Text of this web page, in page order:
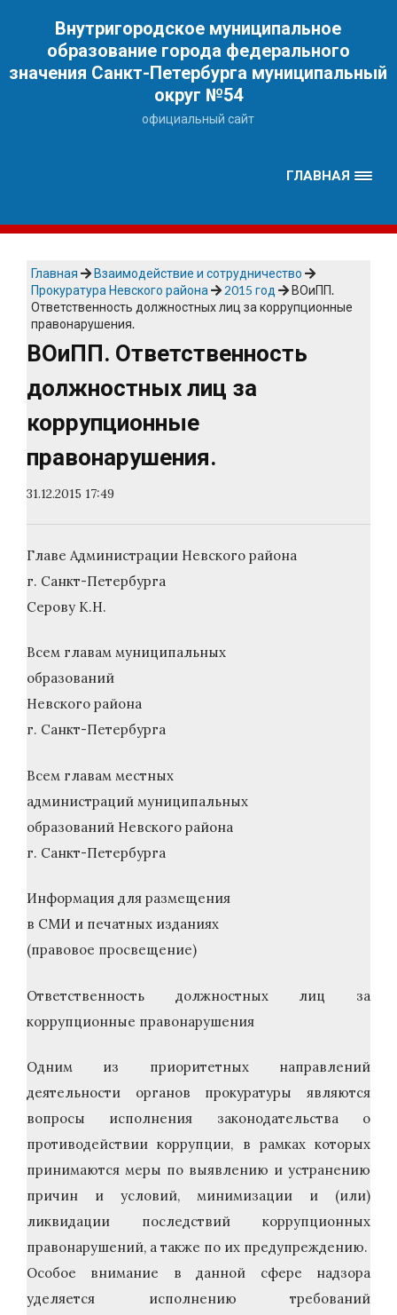
Внутригородское муниципальное
образование города федерального
значения Санкт-Петербурга муниципальный
округ №54
официальный сайт
ГЛАВНАЯ
Главная
Взаимодействие и сотрудничество
Прокуратура Невского района
2015 год
ВОиПП.
Ответственность должностных лиц за коррупционные
правонарушения.
ВОиПП. Ответственность
должностных лиц за
коррупционные
правонарушения.
31.12.2015 17:49
Главе Администрации Невского района
г. Санкт-Петербурга
Серову К.Н.
Всем главам муниципальных
образований
Невского района
г. Санкт-Петербурга
Всем главам местных
администраций муниципальных
образований Невского района
г. Санкт-Петербурга
Информация для размещения
в СМИ и печатных изданиях
(правовое просвещение)
Ответственность должностных лиц за
коррупционные правонарушения
Одним из приоритетных направлений
деятельности органов прокуратуры являются
вопросы исполнения законодательства о
противодействии коррупции, в рамках которых
принимаются меры по выявлению и устранению
причин и условий, минимизации и (или)
ликвидации последствий коррупционных
правонарушений, а также по их предупреждению.
Особое внимание в данной сфере надзора
уделяется исполнению требований